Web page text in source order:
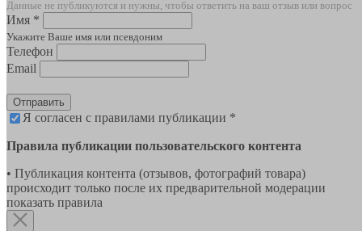
Данные не публикуются и нужны, чтобы ответить на ваш отзыв или вопрос
Имя *
Укажите Ваше имя или псевдоним
Телефон
Email
Отправить
Я согласен с правилами публикации *
Правила публикации пользовательского контента
• Публикация контента (отзывов, фотографий товара)
происходит только после их предварительной модерации
показать правила